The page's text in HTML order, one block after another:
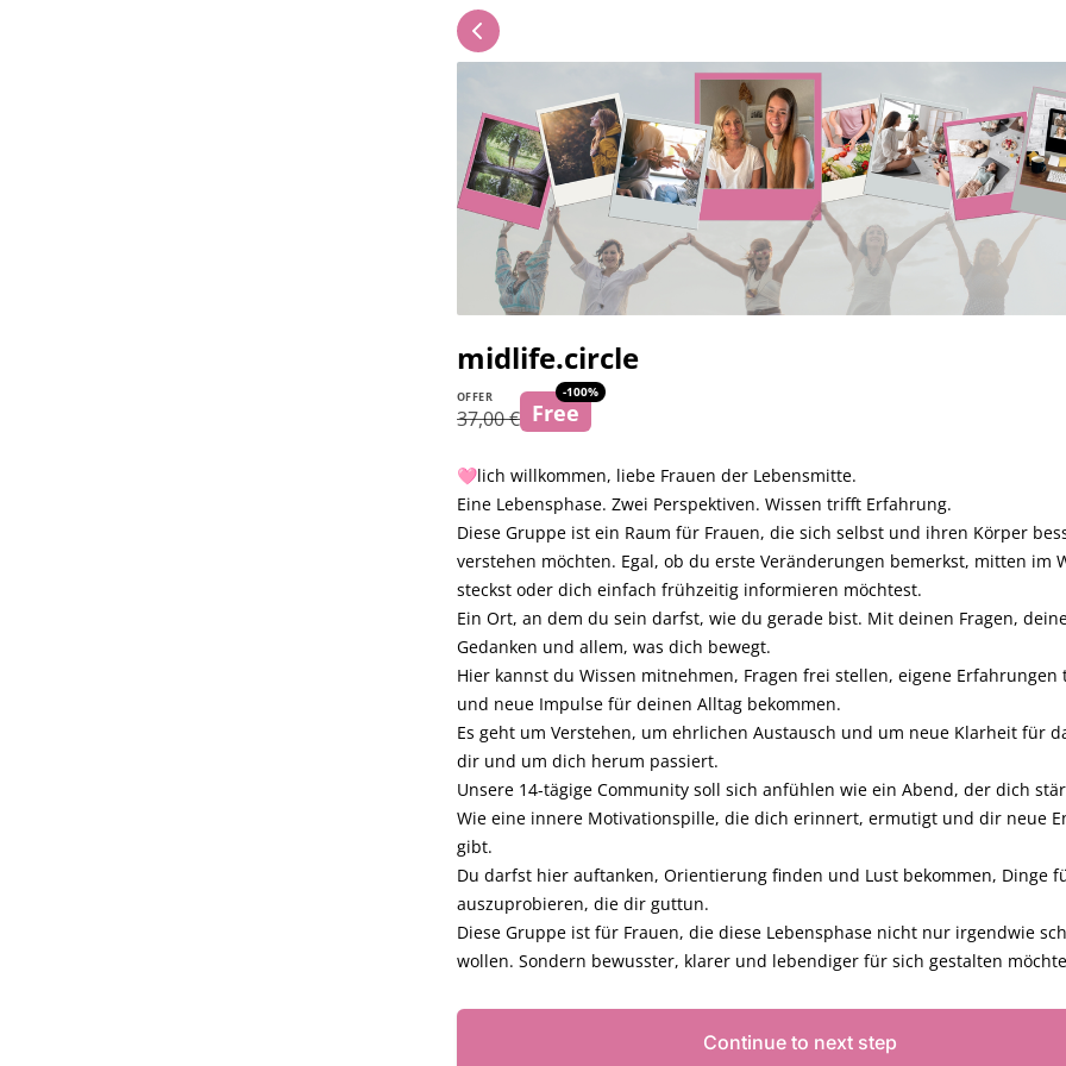
midlife.circle
OFFER
37,00 € Free
-100%
🩷lich willkommen, liebe Frauen der Lebensmitte.
Eine Lebensphase. Zwei Perspektiven. Wissen trifft Erfahrung.
Diese Gruppe ist ein Raum für Frauen, die sich selbst und ihren Körper
verstehen möchten. Egal, ob du erste Veränderungen bemerkst, mitten im
steckst oder dich einfach frühzeitig informieren möchtest.
Ein Ort, an dem du sein darfst, wie du gerade bist. Mit deinen Fragen,
Gedanken und allem, was dich bewegt.
Hier kannst du Wissen mitnehmen, Fragen frei stellen, eigene Erfahrungen
und neue Impulse für deinen Alltag bekommen.
Es geht um Verstehen, um ehrlichen Austausch und um neue Klarheit für
dir und um dich herum passiert.
Unsere 14-tägige Community soll sich anfühlen wie ein Abend, der dich
Wie eine innere Motivationspille, die dich erinnert, ermutigt und dir neue
gibt.
Du darfst hier auftanken, Orientierung finden und Lust bekommen, Dinge
auszuprobieren, die dir guttun.
Diese Gruppe ist für Frauen, die diese Lebensphase nicht nur irgendwie
wollen. Sondern bewusster, klarer und lebendiger für sich gestalten
Continue to next step